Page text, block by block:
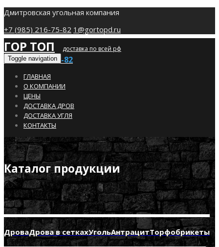
Дмитровская угольная компания
+7 (985) 216-75-82 1@gortopd.ru
ГОР ТОП доставка по всей рф
+7 (985) 216-75-82
Toggle navigation
ГЛАВНАЯ
О КОМПАНИИ
ЦЕНЫ
ДОСТАВКА ДРОВ
ДОСТАВКА УГЛЯ
КОНТАКТЫ
Каталог продукции
ДроваДрова в сеткахУгольАнтрацитТорфобрикеты